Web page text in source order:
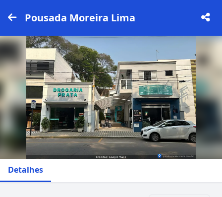
Pousada Moreira Lima
Detalhes